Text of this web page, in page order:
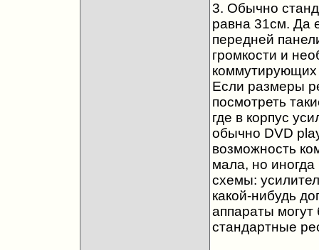
3. Обычно
равна 31см. Да
передней
громкости и
коммутирующих
Если размеры
посмотреть
где в корпус
обычно DVD
возможность
мала, но
схемы:
какой-нибудь
аппараты
стандартные